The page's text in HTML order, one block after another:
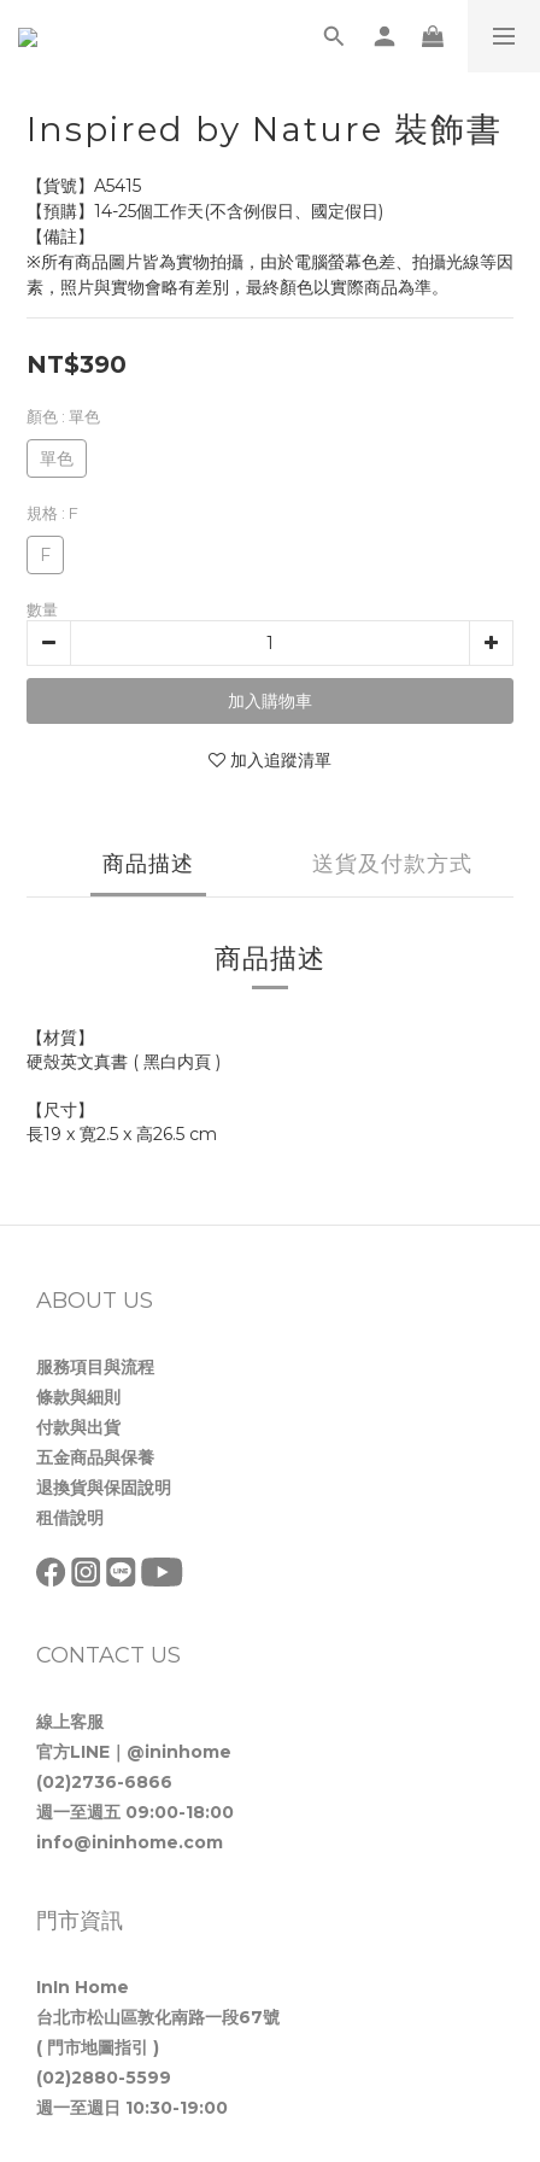
Inspired by Nature 裝飾書
【貨號】A5415
【預購】14-25個工作天(不含例假日、國定假日)
【備註】
※所有商品圖片皆為實物拍攝，由於電腦螢幕色差、拍攝光線等因
素，照片與實物會略有差別，最終顏色以實際商品為準。
NT$390
顏色 : 單色
單色
規格 : F
F
數量
加入購物車
加入追蹤清單
商品描述 送貨及付款方式
商品描述
【材質】
硬殼英文真書 ( 黑白内頁 )
【尺寸】
長19 x 寛2.5 x 高26.5 cm
ABOUT US
服務項目與流程
條款與細則
付款與出貨
五金商品與保養
退換貨與保固說明
租借說明
CONTACT US
線上客服
官方LINE｜@ininhome
(02)2736-6866
週一至週五 09:00-18:00
info@ininhome.com
門市資訊
InIn Home
台北市松山區敦化南路一段67號
( 門市地圖指引 )
(02)2880-5599
週一至週日 10:30-19:00